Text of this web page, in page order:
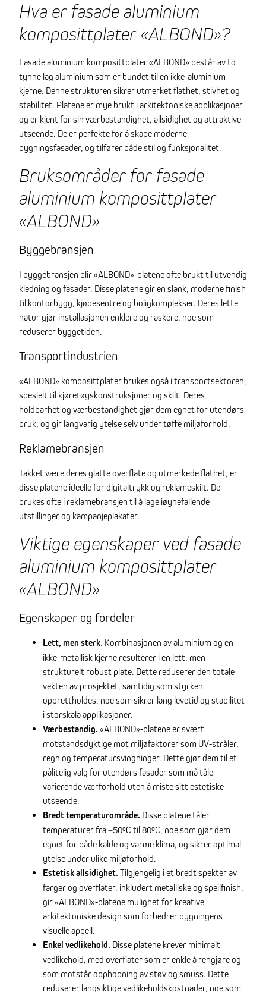
Hva er fasade aluminium
komposittplater «ALBOND»?
Fasade aluminium komposittplater «ALBOND» består av to
tynne lag aluminium som er bundet til en ikke-aluminium
kjerne. Denne strukturen sikrer utmerket flathet, stivhet og
stabilitet. Platene er mye brukt i arkitektoniske applikasjoner
og er kjent for sin værbestandighet, allsidighet og attraktive
utseende. De er perfekte for å skape moderne
bygningsfasader, og tilfører både stil og funksjonalitet.
Bruksområder for fasade
aluminium komposittplater
«ALBOND»
Byggebransjen
I byggebransjen blir «ALBOND»-platene ofte brukt til utvendig
kledning og fasader. Disse platene gir en slank, moderne finish
til kontorbygg, kjøpesentre og boligkomplekser. Deres lette
natur gjør installasjonen enklere og raskere, noe som
reduserer byggetiden.
Transportindustrien
«ALBOND» komposittplater brukes også i transportsektoren,
spesielt til kjøretøyskonstruksjoner og skilt. Deres
holdbarhet og værbestandighet gjør dem egnet for utendørs
bruk, og gir langvarig ytelse selv under tøffe miljøforhold.
Reklamebransjen
Takket være deres glatte overflate og utmerkede flathet, er
disse platene ideelle for digitaltrykk og reklameskilt. De
brukes ofte i reklamebransjen til å lage iøynefallende
utstillinger og kampanjeplakater.
Viktige egenskaper ved fasade
aluminium komposittplater
«ALBOND»
Egenskaper og fordeler
Lett, men sterk. Kombinasjonen av aluminium og en
ikke-metallisk kjerne resulterer i en lett, men
strukturelt robust plate. Dette reduserer den totale
vekten av prosjektet, samtidig som styrken
opprettholdes, noe som sikrer lang levetid og stabilitet
i storskala applikasjoner.
Værbestandig. «ALBOND»-platene er svært
motstandsdyktige mot miljøfaktorer som UV-stråler,
regn og temperatursvingninger. Dette gjør dem til et
pålitelig valg for utendørs fasader som må tåle
varierende værforhold uten å miste sitt estetiske
utseende.
Bredt temperaturområde. Disse platene tåler
temperaturer fra –50ºC til 80ºC, noe som gjør dem
egnet for både kalde og varme klima, og sikrer optimal
ytelse under ulike miljøforhold.
Estetisk allsidighet. Tilgjengelig i et bredt spekter av
farger og overflater, inkludert metalliske og speilfinish,
gir «ALBOND»-platene mulighet for kreative
arkitektoniske design som forbedrer bygningens
visuelle appell.
Enkel vedlikehold. Disse platene krever minimalt
vedlikehold, med overflater som er enkle å rengjøre og
som motstår opphopning av støv og smuss. Dette
reduserer langsiktige vedlikeholdskostnader, noe som